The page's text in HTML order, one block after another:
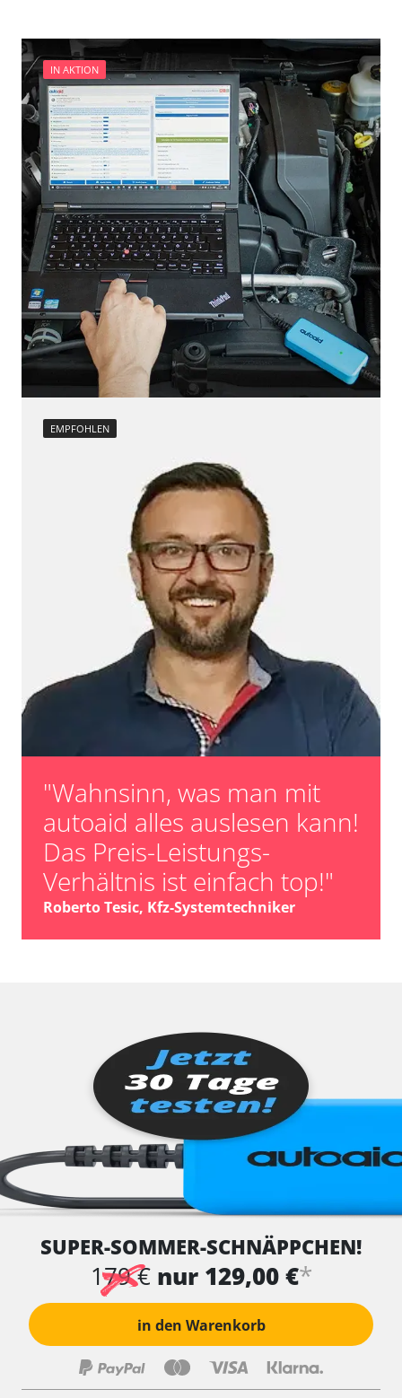
IN AKTION
EMPFOHLEN
"Wahnsinn, was man mit
autoaid alles auslesen kann!
Das Preis-Leistungs-
Verhältnis ist einfach top!"
Roberto Tesic, Kfz-Systemtechniker
SUPER-SOMMER-SCHNÄPPCHEN!
179 € nur 129,00 €*
in den Warenkorb